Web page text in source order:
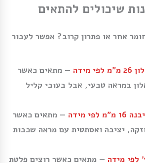
שיכולים להתאים
אחר או פתרון קרוב? אפשר לעבור
מידה
— מתאים כאשר
במראה טבעי, אבל בעובי קליל
מידה
— מתאים כאשר
יציבה ואסתטית עם מראה שכבות
לפי מידה — מתאים כאשר רוצים פלטת